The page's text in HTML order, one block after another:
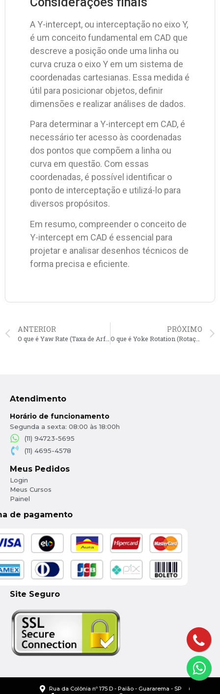
A Y-intercept, ou interceptação no eixo Y,
é um conceito fundamental em CAD que
descreve a posição onde uma linha ou
curva cruza o eixo Y em um sistema de
coordenadas cartesianas. Essa medida é
útil para posicionar objetos, definir
dimensões e realizar análises de dados.
Para determinar a Y-intercept em CAD, é
necessário ter acesso às coordenadas
dos pontos que compõem a linha ou
curva em questão. Com essas
coordenadas, é possível identificar o
ponto de interceptação e utilizá-lo para
diversos propósitos.
Em resumo, compreender o conceito de
Y-intercept em CAD é essencial para
projetar e analisar desenhos técnicos de
forma precisa e eficiente.
ANTERIOR
O que é Yaw Rate (Taxa de Arfagem) em CAD?
PRÓXIMO
O que é Yoke Rotation (Rotação do Manche) em CAD?
Atendimento
Horário de funcionamento
Segunda a sexta: 08:00 às 18:00h
(11) 94723-5695
(11) 4695-4578
Meus Pedidos
Login
Meus Cursos
Painel
de pagamento
Site Seguro
Rua da Colônia nº 175 D - Paião - Guararema - SP